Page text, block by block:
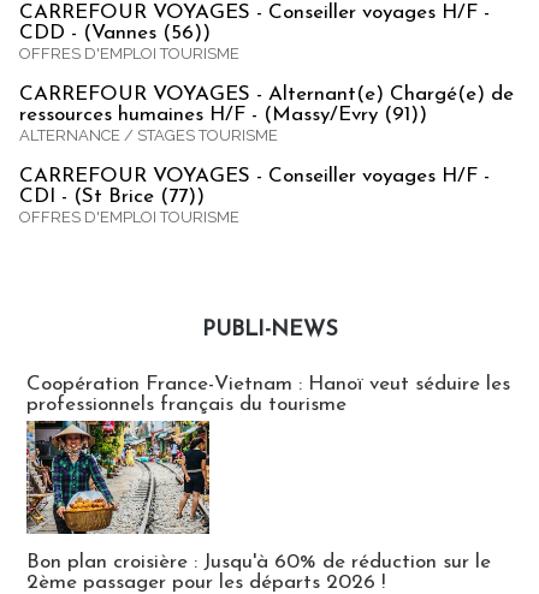
CARREFOUR VOYAGES - Conseiller voyages H/F -
CDD - (Vannes (56))
OFFRES D'EMPLOI TOURISME
CARREFOUR VOYAGES - Alternant(e) Chargé(e) de
ressources humaines H/F - (Massy/Evry (91))
ALTERNANCE / STAGES TOURISME
CARREFOUR VOYAGES - Conseiller voyages H/F -
CDI - (St Brice (77))
OFFRES D'EMPLOI TOURISME
PUBLI-NEWS
Coopération France-Vietnam : Hanoï veut séduire les
professionnels français du tourisme
Bon plan croisière : Jusqu'à 60% de réduction sur le
2ème passager pour les départs 2026 !